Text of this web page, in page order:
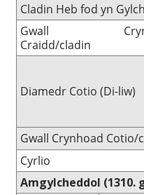
Cladin Heb fod yn
Gwall
Craidd/cladin
Diamedr Cotio (Di-liw)
Gwall Crynhoad Cotio/
Cyrlio
Amgylcheddol (1310.